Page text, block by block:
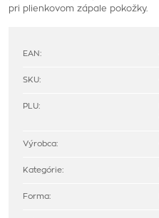
pri plienkovom zápale pokožky.
EAN:
SKU:
PLU:
Výrobca:
Kategórie:
Forma: